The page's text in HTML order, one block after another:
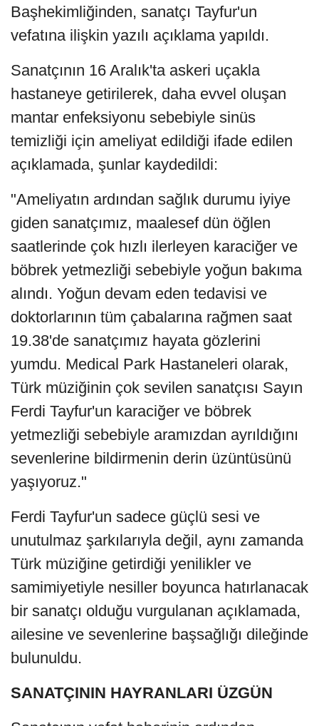
Başhekimliğinden, sanatçı Tayfur'un
vefatına ilişkin yazılı açıklama yapıldı.
Sanatçının 16 Aralık'ta askeri uçakla
hastaneye getirilerek, daha evvel oluşan
mantar enfeksiyonu sebebiyle sinüs
temizliği için ameliyat edildiği ifade edilen
açıklamada, şunlar kaydedildi:
"Ameliyatın ardından sağlık durumu iyiye
giden sanatçımız, maalesef dün öğlen
saatlerinde çok hızlı ilerleyen karaciğer ve
böbrek yetmezliği sebebiyle yoğun bakıma
alındı. Yoğun devam eden tedavisi ve
doktorlarının tüm çabalarına rağmen saat
19.38'de sanatçımız hayata gözlerini
yumdu. Medical Park Hastaneleri olarak,
Türk müziğinin çok sevilen sanatçısı Sayın
Ferdi Tayfur'un karaciğer ve böbrek
yetmezliği sebebiyle aramızdan ayrıldığını
sevenlerine bildirmenin derin üzüntüsünü
yaşıyoruz."
Ferdi Tayfur'un sadece güçlü sesi ve
unutulmaz şarkılarıyla değil, aynı zamanda
Türk müziğine getirdiği yenilikler ve
samimiyetiyle nesiller boyunca hatırlanacak
bir sanatçı olduğu vurgulanan açıklamada,
ailesine ve sevenlerine başsağlığı dileğinde
bulunuldu.
SANATÇININ HAYRANLARI ÜZGÜN